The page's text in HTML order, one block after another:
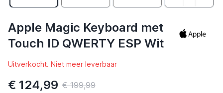
Apple Magic Keyboard met
Touch ID QWERTY ESP Wit
Uitverkocht. Niet meer leverbaar
€ 124,99 € 199,99